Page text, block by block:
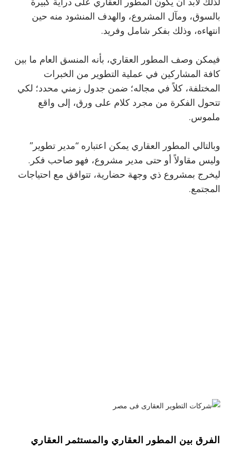
بالسوق، ومآل المشروع، والهدف المنشود منه حين
انتهاءه، وذلك بفكر شامل وفريد.
فيمكن وصف المطور العقاري، بأنه المنسق العام ما بين
كافة المشاركين في عملية التطوير من الخبرات
المختلفة، كلاً في مجاله؛ ضمن جدول زمني محدد؛ لكي
تتحول الفكرة من مجرد كلام على ورق، إلى واقع
ملموس.
وبالتالي المطور العقاري يمكن اعتباره “مدير تطوير”
وليس مقاولاً أو حتى مدير مشروع، فهو صاحب فكر.
ليخرج بمشروع ذي وجهة حضارية، تتوافق مع احتياجات
المجتمع.
الفرق بين المطور العقاري والمستثمر العقاري